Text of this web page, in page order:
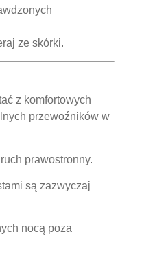
ze skórki.
z komfortowych
przewoźników w
prawostronny.
są zazwyczaj
nocą poza